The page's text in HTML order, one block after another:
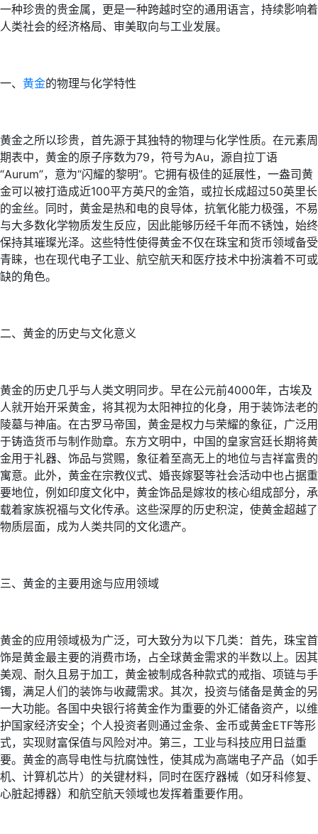
一种珍贵的贵金属，更是一种跨越时空的通用语言，持续影响着
人类社会的经济格局、审美取向与工业发展。
一、 黄金的物理与化学特性
黄金之所以珍贵，首先源于其独特的物理与化学性质。在元素周
期表中，黄金的原子序数为79，符号为Au，源自拉丁语
“Aurum”，意为“闪耀的黎明”。它拥有极佳的延展性，一盎司黄
金可以被打造成近100平方英尺的金箔，或拉长成超过50英里长
的金丝。同时，黄金是热和电的良导体，抗氧化能力极强，不易
与大多数化学物质发生反应，因此能够历经千年而不锈蚀，始终
保持其璀璨光泽。这些特性使得黄金不仅在珠宝和货币领域备受
青睐，也在现代电子工业、航空航天和医疗技术中扮演着不可或
缺的角色。
二、黄金的历史与文化意义
黄金的历史几乎与人类文明同步。早在公元前4000年，古埃及
人就开始开采黄金，将其视为太阳神拉的化身，用于装饰法老的
陵墓与神庙。在古罗马帝国，黄金是权力与荣耀的象征，广泛用
于铸造货币与制作勋章。东方文明中，中国的皇家宫廷长期将黄
金用于礼器、饰品与赏赐，象征着至高无上的地位与吉祥富贵的
寓意。此外，黄金在宗教仪式、婚丧嫁娶等社会活动中也占据重
要地位，例如印度文化中，黄金饰品是嫁妆的核心组成部分，承
载着家族祝福与文化传承。这些深厚的历史积淀，使黄金超越了
物质层面，成为人类共同的文化遗产。
三、黄金的主要用途与应用领域
黄金的应用领域极为广泛，可大致分为以下几类：首先，珠宝首
饰是黄金最主要的消费市场，占全球黄金需求的半数以上。因其
美观、耐久且易于加工，黄金被制成各种款式的戒指、项链与手
镯，满足人们的装饰与收藏需求。其次，投资与储备是黄金的另
一大功能。各国中央银行将黄金作为重要的外汇储备资产，以维
护国家经济安全；个人投资者则通过金条、金币或黄金ETF等形
式，实现财富保值与风险对冲。第三，工业与科技应用日益重
要。黄金的高导电性与抗腐蚀性，使其成为高端电子产品（如手
机、计算机芯片）的关键材料，同时在医疗器械（如牙科修复、
心脏起搏器）和航空航天领域也发挥着重要作用。